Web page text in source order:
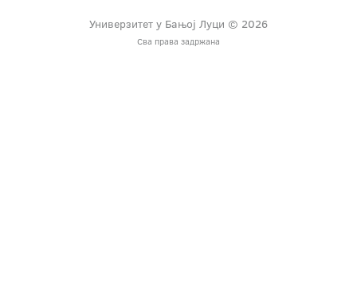
Универзитет у Бањој Луци © 2026
Сва права задржана